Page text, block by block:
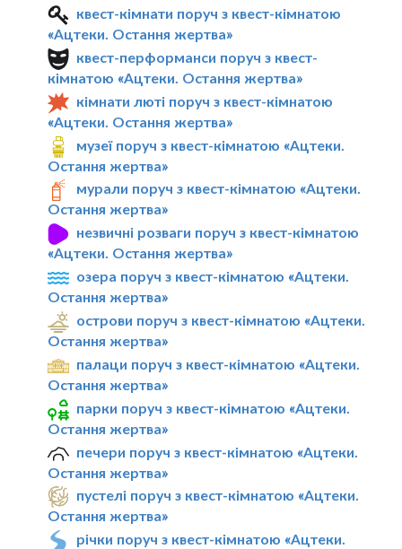
квест-кімнати поруч з квест-кімнатою
«Ацтеки. Остання жертва»
квест-перформанси поруч з квест-
кімнатою «Ацтеки. Остання жертва»
кімнати люті поруч з квест-кімнатою
«Ацтеки. Остання жертва»
музеї поруч з квест-кімнатою «Ацтеки.
Остання жертва»
мурали поруч з квест-кімнатою «Ацтеки.
Остання жертва»
незвичні розваги поруч з квест-кімнатою
«Ацтеки. Остання жертва»
озера поруч з квест-кімнатою «Ацтеки.
Остання жертва»
острови поруч з квест-кімнатою «Ацтеки.
Остання жертва»
палаци поруч з квест-кімнатою «Ацтеки.
Остання жертва»
парки поруч з квест-кімнатою «Ацтеки.
Остання жертва»
печери поруч з квест-кімнатою «Ацтеки.
Остання жертва»
пустелі поруч з квест-кімнатою «Ацтеки.
Остання жертва»
річки поруч з квест-кімнатою «Ацтеки.